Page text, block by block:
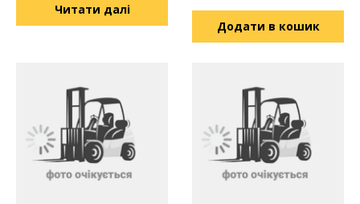
Читати далі
Додати в кошик